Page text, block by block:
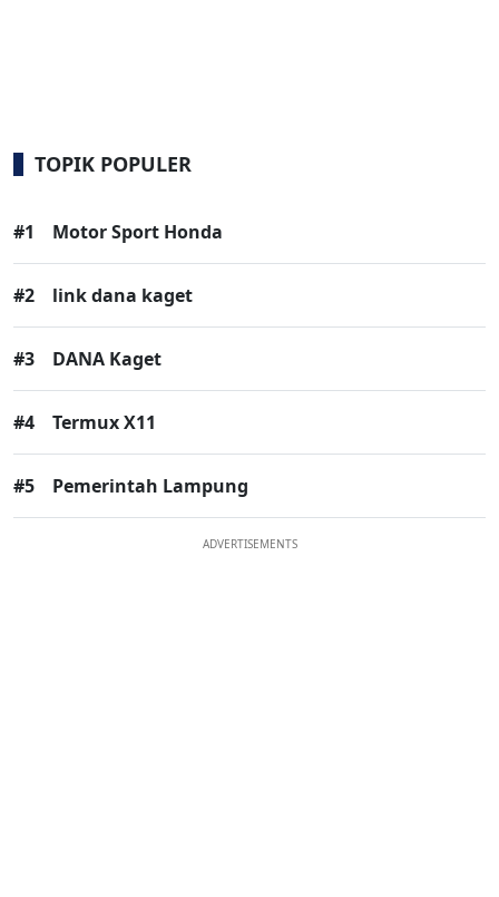
TOPIK POPULER
#1 Motor Sport Honda
#2 link dana kaget
#3 DANA Kaget
#4 Termux X11
#5 Pemerintah Lampung
ADVERTISEMENTS